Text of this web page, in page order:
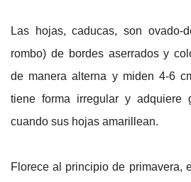
Las hojas, caducas, son ovado-
rombo) de bordes aserrados y
de manera alterna y miden 4-6
tiene forma irregular y adquiere
cuando sus hojas amarillean.
Florece al principio de primavera,